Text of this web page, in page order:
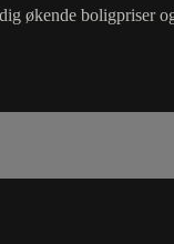
økende boligpriser